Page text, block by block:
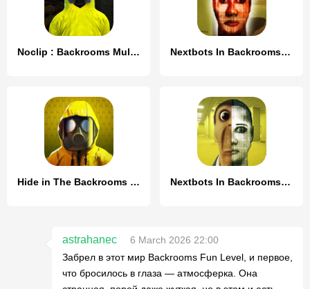
Noclip : Backrooms Multiplayer Nextbots In Backrooms: Obunga
Hide in The Backrooms Nextbots Nextbots In Backrooms: Shooter
astrahanec
6 March 2026 22:00
Забрел в этот мир Backrooms Fun Level, и первое,
что бросилось в глаза — атмосферка. Она